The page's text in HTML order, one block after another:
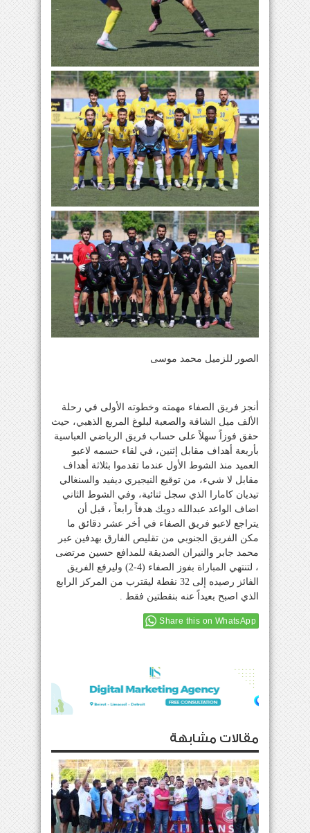
الصور للزميل محمد موسى
أنجز فريق الصفاء مهمته وخطوته الأولى في رحلة
الألف ميل الشاقة والصعبة لبلوغ المربع الذهبي، حيث
حقق فوزاً سهلاً على حساب فريق الرياضي العباسية
بأربعة أهداف مقابل إثنين، في لقاء حسمه لاعبو
العميد منذ الشوط الأول عندما تقدموا بثلاثة أهداف
مقابل لا شيء، من توقيع النيجيري ديفيد والسنغالي
تيديان كامارا الذي سجل ثنائية، وفي الشوط الثاني
اضاف الواعد عبدالله دويك هدفاً رابعاً ، قبل أن
يتراجع لاعبو فريق الصفاء في أخر عشر دقائق ما
مكن الفريق الجنوبي من تقليص الفارق بهدفين عبر
محمد جابر والنيران الصديقة للمدافع حسين مرتضى
، لتنتهي المباراة بفوز الصفاء (4-2) وليرفع الفريق
الفائز رصيده إلى 32 نقطة ليقترب من المركز الرابع
الذي اصبح بعيداً عنه بنقطتين فقط .
Share this on WhatsApp
مقالات مشابهة